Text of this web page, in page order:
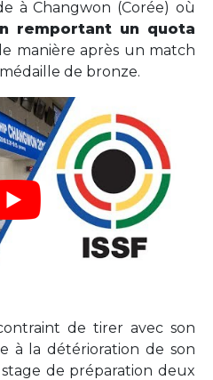
à Changwon (Corée) où
remportant un quota
manière après un match
de bronze.
de tirer avec son
à la détérioration de son
de préparation deux